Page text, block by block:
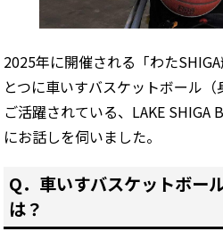
2025年に開催される「わた
とつに車いすバスケットボール
ご活躍されている、LAKE SHIGA
にお話しを伺いました。
Q．車いすバスケットボー
は？